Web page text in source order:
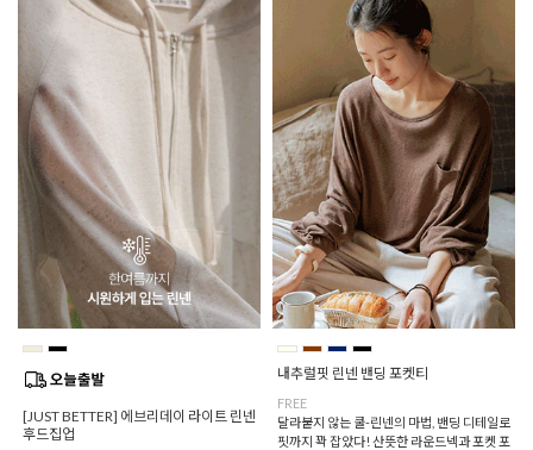
[JUST BETTER] 에브리데이 라이트 린넨
후드집업
내추럴핏 린넨 밴딩 포켓티
FREE
달라붙지 않는 쿨-린넨의 마법, 밴딩 디테일로
핏까지 꽉 잡았다! 산뜻한 라운드넥과 포켓 포